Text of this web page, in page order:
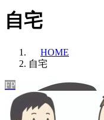
自宅
HOME
自宅
FP